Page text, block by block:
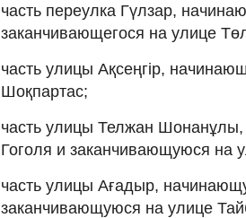
часть переулка Гүлзар,
заканчивающегося на улице
часть улицы Ақсеңгір,
Шоқпартас;
часть улицы Телжан
Гоголя и заканчивающуюся на
часть улицы Ағадыр,
заканчивающуюся на улице